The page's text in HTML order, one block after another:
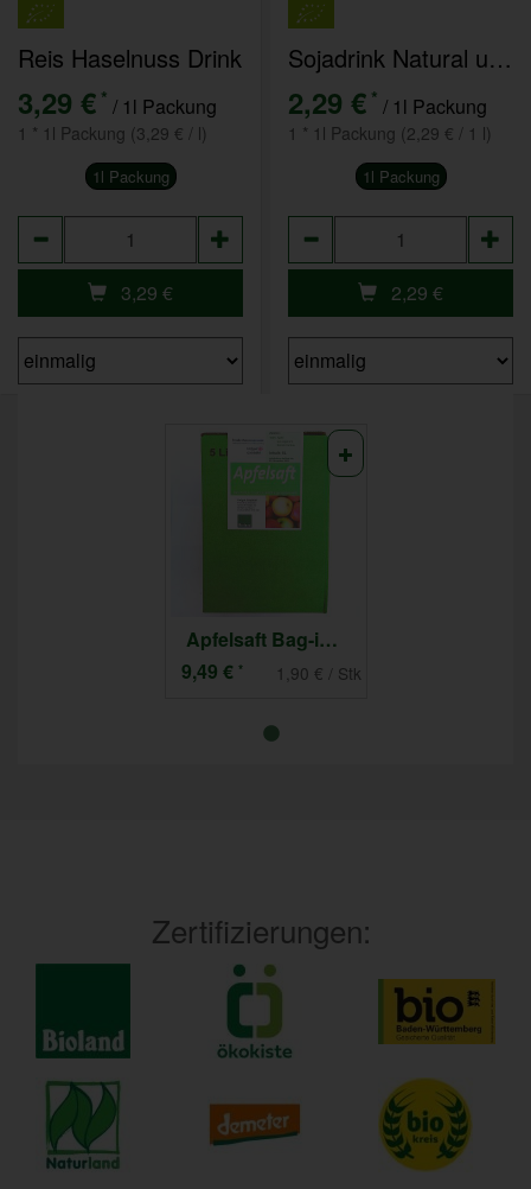
Reis Haselnuss Drink
3,29 € * / 1l Packung
1 * 1l Packung (3,29 € / l)
1l Packung
3,29 €
Sojadrink Natural ungesüßt
2,29 € * / 1l Packung
1 * 1l Packung (2,29 € / 1 l)
1l Packung
2,29 €
Apfelsaft Bag-in-Box 5l
9,49 € * 1,90 € / Stk
Zertifizierungen: